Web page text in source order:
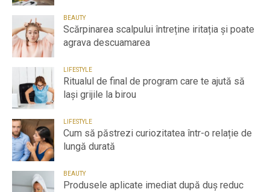
BEAUTY
Scărpinarea scalpului întreține iritația și poate
agrava descuamarea
LIFESTYLE
Ritualul de final de program care te ajută să
lași grijile la birou
LIFESTYLE
Cum să păstrezi curiozitatea într-o relație de
lungă durată
BEAUTY
Produsele aplicate imediat după duș reduc